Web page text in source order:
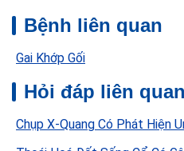
Bệnh liên quan
Gai Khớp Gối
Hỏi đáp liên quan
Chụp X-Quang Có Phát Hiện